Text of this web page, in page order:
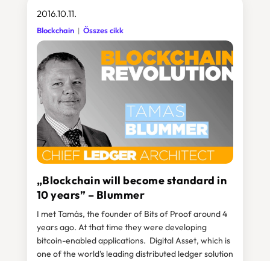
„Blockchain will become standard in
10 years” – Blummer
2016.10.11.
Blockchain Összes cikk
I met Tamás, the founder of Bits of Proof around 4
years ago. At that time they were developing
bitcoin-enabled applications. Digital Asset, which is
one of the world's leading distributed ledger solution